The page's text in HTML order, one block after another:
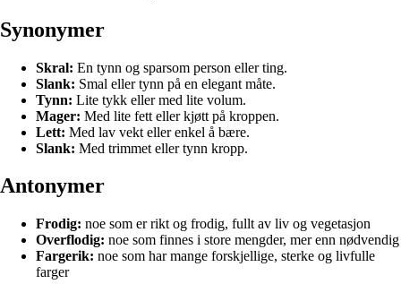
Synonymer
Skral: En tynn og sparsom person eller ting.
Slank: Smal eller tynn på en elegant måte.
Tynn: Lite tykk eller med lite volum.
Mager: Med lite fett eller kjøtt på kroppen.
Lett: Med lav vekt eller enkel å bære.
Slank: Med trimmet eller tynn kropp.
Antonymer
Frodig: noe som er rikt og frodig, fullt av liv og vegetasjon
Overflodig: noe som finnes i store mengder, mer enn nødvendig
Fargerik: noe som har mange forskjellige, sterke og livfulle
farger